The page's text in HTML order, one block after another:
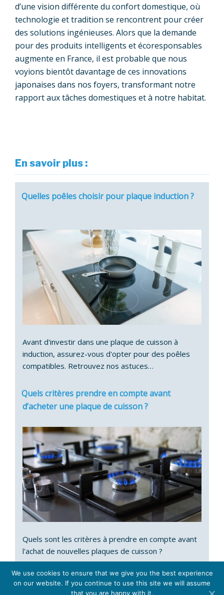
d’une vision différente du confort domestique, où
technologie et tradition se rencontrent pour créer
des solutions ingénieuses. Alors que la demande
pour des produits intelligents et écoresponsables
augmente en France, il est probable que nous
voyions bientôt davantage de ces innovations
japonaises dans nos foyers, transformant notre
rapport aux tâches domestiques et à notre habitat.
En savoir plus :
Quelles poêles choisir pour plaque induction ?
Avant d'investir dans une plaque de cuisson à
induction, assurez-vous d'opter pour des poêles
compatibles. Retrouvez nos astuces…
Quels critères prendre en compte avant
d’acheter une plaque de cuisson ?
Quels sont les critères à prendre en compte avant
l'achat de nouvelles plaques de cuisson ?
We use cookies to ensure that we give you the best experience
on our website. If you continue to use this site we will assume
that you are happy with it.